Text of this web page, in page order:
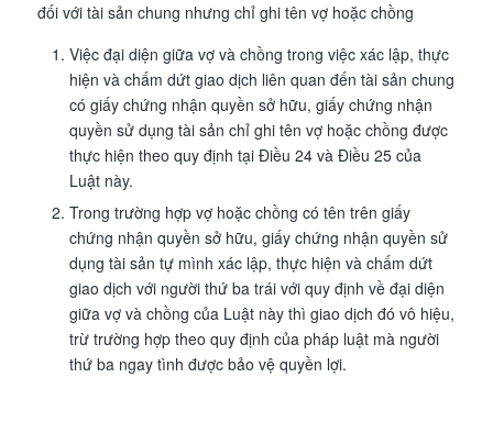
đối với tài sản chung nhưng chỉ ghi tên vợ hoặc chồng
Việc đại diện giữa vợ và chồng trong việc xác lập, thực
hiện và chấm dứt giao dịch liên quan đến tài sản chung
có giấy chứng nhận quyền sở hữu, giấy chứng nhận
quyền sử dụng tài sản chỉ ghi tên vợ hoặc chồng được
thực hiện theo quy định tại Điều 24 và Điều 25 của
Luật này.
Trong trường hợp vợ hoặc chồng có tên trên giấy
chứng nhận quyền sở hữu, giấy chứng nhận quyền sử
dụng tài sản tự mình xác lập, thực hiện và chấm dứt
giao dịch với người thứ ba trái với quy định về đại diện
giữa vợ và chồng của Luật này thì giao dịch đó vô hiệu,
trừ trường hợp theo quy định của pháp luật mà người
thứ ba ngay tình được bảo vệ quyền lợi.